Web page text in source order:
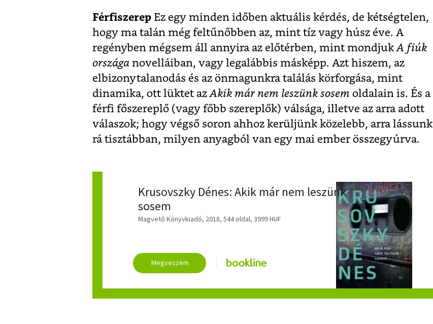
Férfiszerep Ez egy minden időben aktuális kérdés, de kétségtelen,
hogy ma talán még feltűnőbben az, mint tíz vagy húsz éve. A
regényben mégsem áll annyira az előtérben, mint mondjuk A fiúk
országa novelláiban, vagy legalábbis másképp. Azt hiszem, az
elbizonytalanodás és az önmagunkra találás körforgása, mint
dinamika, ott lüktet az Akik már nem leszünk sosem oldalain is. És a
férfi főszereplő (vagy főbb szereplők) válsága, illetve az arra adott
válaszok; hogy végső soron ahhoz kerüljünk közelebb, arra lássunk
rá tisztábban, milyen anyagból van egy mai ember összegyúrva.
Krusovszky Dénes: Akik már nem leszünk
sosem
Magvető Könyvkiadó, 2018, 544 oldal, 3999 HUF